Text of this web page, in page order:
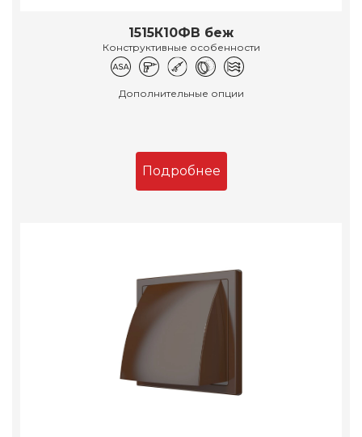
1515К10ФВ беж
Конструктивные особенности
Дополнительные опции
Подробнее